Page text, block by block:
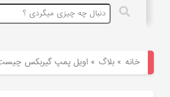
یدکی
هیوندای
خانه »بلاگ »اویل پمپ گیربکس